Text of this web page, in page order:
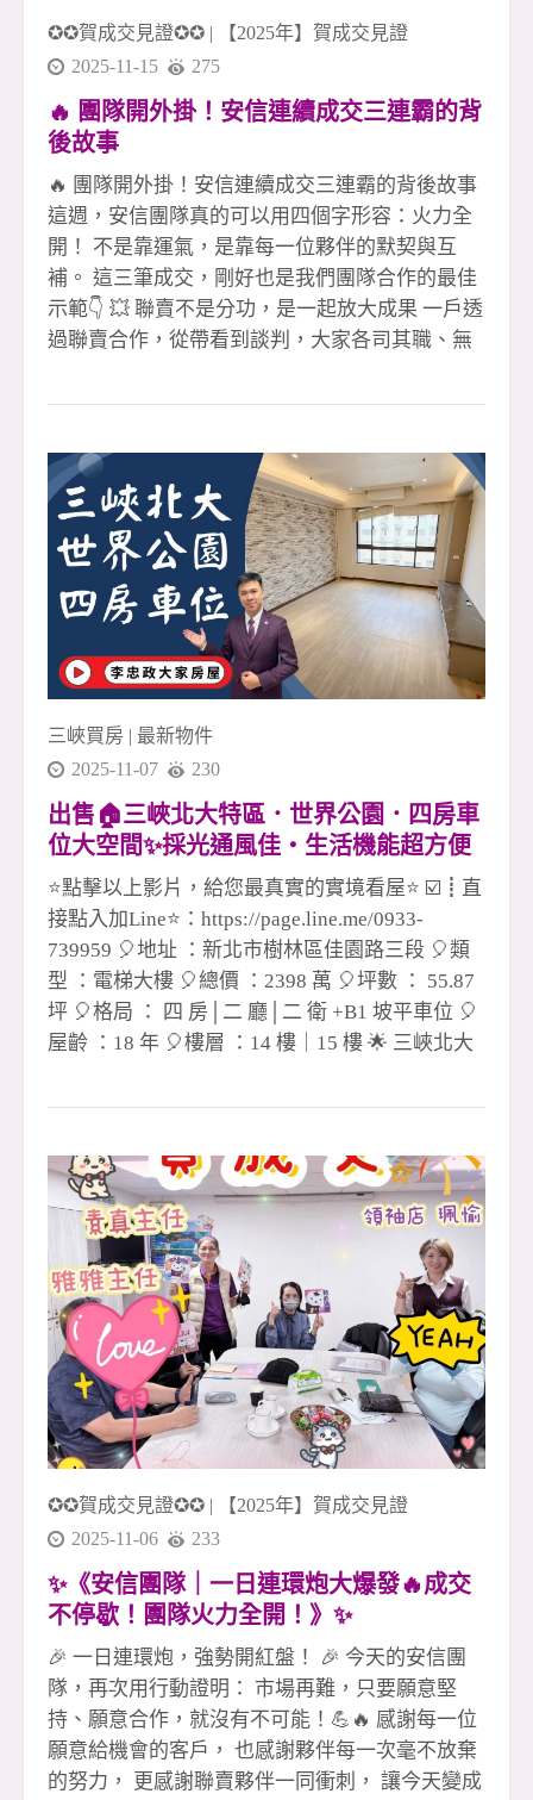
✪✪賀成交見證✪✪ |
【2025年】賀成交見證
2025-11-15
275
🔥 團隊開外掛！安信連續成交三連霸的背
後故事
🔥 團隊開外掛！安信連續成交三連霸的背後故事
這週，安信團隊真的可以用四個字形容：火力全
開！ 不是靠運氣，是靠每一位夥伴的默契與互
補。 這三筆成交，剛好也是我們團隊合作的最佳
示範👇 💥 聯賣不是分功，是一起放大成果 一戶透
過聯賣合作，從帶看到談判，大家各司其職、無
放心成交」這一件事。 💥 專員人在國外，案件照
夥伴即刻補位，從客戶溝通到交付流程， 讓案件
不因距離而停擺，成交不打折。 💥 夥伴買賣全
炮，靠的不只是拚，是團隊撐 第三戶更狂！ 直接
買賣全炮完成，看似一個人爆發， 其實背後是整
個團隊默默做球與支援， 今天你扛我，明天我補
你，這才是長久的勝利模式。 這個市場不簡單，
但越困難的時刻，越能看出誰是真正的團隊。 在
安信， 我們不只是同事， 更像是一群一起跑馬拉
享、不各自為政 ✅ 有榮耀一起扛、有責任一起扛
這，就是冠軍團隊真正的底氣。 📣
三峽買房 | 最新物件
2025-11-07
230
出售🏠三峽北大特區．世界公園．四房車
位大空間✨採光通風佳・生活機能超方便
✨💖☎️0933739959⭐李忠政大家房屋⭐#房
地產#買房#土城金城武#房仲
⭐點擊以上影片，給您最真實的實境看屋⭐ ☑️┋直
接點入加Line⭐：https://page.line.me/0933-
739959 🎈地址 ：新北市樹林區佳園路三段 🎈類
型 ：電梯大樓 🎈總價 ：2398 萬 🎈坪數 ： 55.87
坪 🎈格局 ： 四 房│二 廳│二 衛 +B1 坡平車位 🎈
屋齡 ：18 年 🎈樓層 ：14 樓｜15 樓 🌟 三峽北大
✨ 寬敞舒適空間 &times; 完整生活圈 &times; 通勤
桃子腳路，環境清幽，綠意盎然 🌿 過馬路就是
【萬坪公園】，散步就能享受自然與放鬆時光 步
行可達超商、市場、學校與診所，生活機能一應
俱全！ 🏠 空間亮點 ✅ 格局方正、空間實用，大
四房設計好運用 ✅ 雙面採光，日照充足、通風
佳，讓家更明亮溫暖 ☀️ ✅ 寬敞客廳與獨立廚房設
計，動靜分區、生活更自在 ✅ 獨立陽台好使用，
洗曬動線輕鬆不擁擠 🚗 交通便利 近北二高與捷
運三鶯線站， 開車、通勤往返雙北皆方便
✪✪賀成交見證✪✪ |
【2025年】賀成交見證
2025-11-06
233
✨《安信團隊｜一日連環炮大爆發🔥成交
不停歇！團隊火力全開！》✨
🎉 一日連環炮，強勢開紅盤！ 🎉 今天的安信團
隊，再次用行動證明： 市場再難，只要願意堅
持、願意合作，就沒有不可能！💪🔥 感謝每一位
願意給機會的客戶， 也感謝夥伴每一次毫不放棄
的努力， 更感謝聯賣夥伴一同衝刺， 讓今天變成